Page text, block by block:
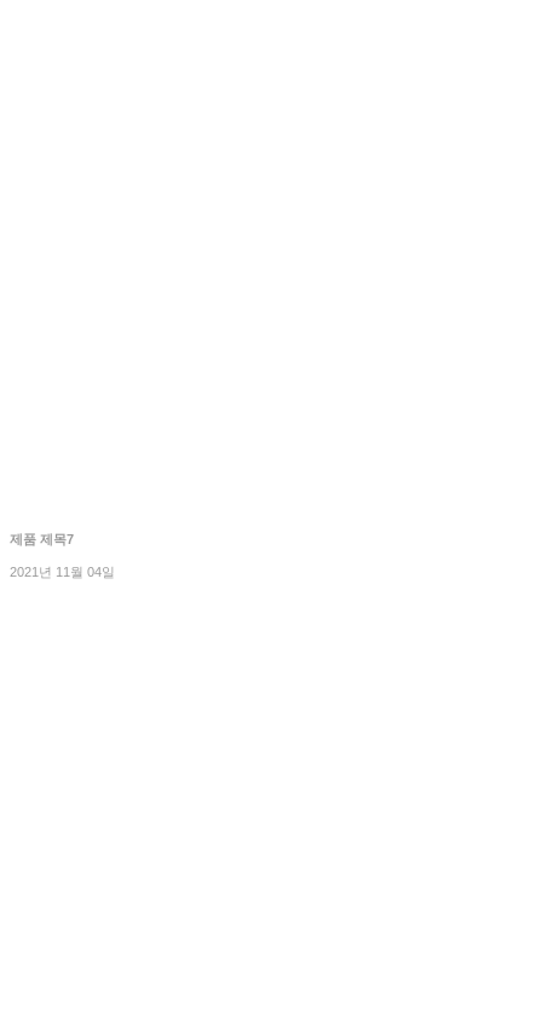
제품 제목7
2021년 11월 04일